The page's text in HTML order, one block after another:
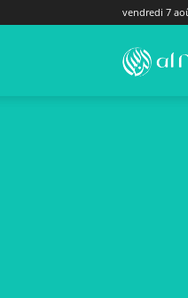
vendredi 7